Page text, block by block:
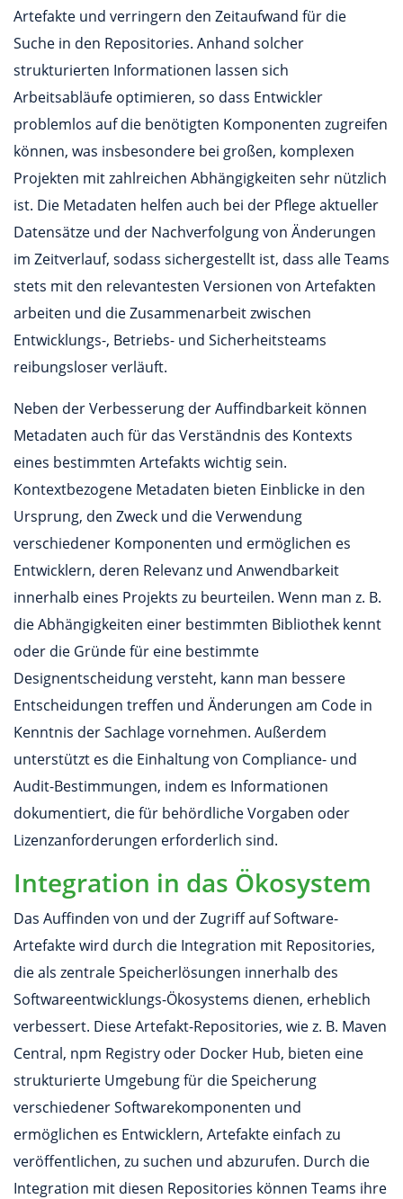
Artefakte und verringern den Zeitaufwand für die
Suche in den Repositories. Anhand solcher
strukturierten Informationen lassen sich
Arbeitsabläufe optimieren, so dass Entwickler
problemlos auf die benötigten Komponenten zugreifen
können, was insbesondere bei großen, komplexen
Projekten mit zahlreichen Abhängigkeiten sehr nützlich
ist. Die Metadaten helfen auch bei der Pflege aktueller
Datensätze und der Nachverfolgung von Änderungen
im Zeitverlauf, sodass sichergestellt ist, dass alle Teams
stets mit den relevantesten Versionen von Artefakten
arbeiten und die Zusammenarbeit zwischen
Entwicklungs-, Betriebs- und Sicherheitsteams
reibungsloser verläuft.
Neben der Verbesserung der Auffindbarkeit können
Metadaten auch für das Verständnis des Kontexts
eines bestimmten Artefakts wichtig sein.
Kontextbezogene Metadaten bieten Einblicke in den
Ursprung, den Zweck und die Verwendung
verschiedener Komponenten und ermöglichen es
Entwicklern, deren Relevanz und Anwendbarkeit
innerhalb eines Projekts zu beurteilen. Wenn man z. B.
die Abhängigkeiten einer bestimmten Bibliothek kennt
oder die Gründe für eine bestimmte
Designentscheidung versteht, kann man bessere
Entscheidungen treffen und Änderungen am Code in
Kenntnis der Sachlage vornehmen. Außerdem
unterstützt es die Einhaltung von Compliance- und
Audit-Bestimmungen, indem es Informationen
dokumentiert, die für behördliche Vorgaben oder
Lizenzanforderungen erforderlich sind.
Integration in das Ökosystem
Das Auffinden von und der Zugriff auf Software-
Artefakte wird durch die Integration mit Repositories,
die als zentrale Speicherlösungen innerhalb des
Softwareentwicklungs-Ökosystems dienen, erheblich
verbessert. Diese Artefakt-Repositories, wie z. B. Maven
Central, npm Registry oder Docker Hub, bieten eine
strukturierte Umgebung für die Speicherung
verschiedener Softwarekomponenten und
ermöglichen es Entwicklern, Artefakte einfach zu
veröffentlichen, zu suchen und abzurufen. Durch die
Integration mit diesen Repositories können Teams ihre